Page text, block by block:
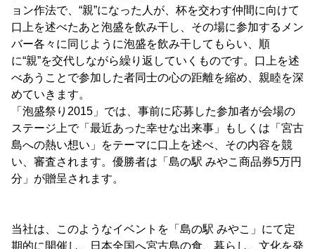
ョン作法で、“親”になった人が、杯を交わす仲間に向けて
口上を述べたあと泡盛を飲み干し、その場に参加するメン
バー各々に同じように泡盛を飲み干してもらい、順
に“親”を交代しながら繰り返していくものです。口上を述
べあうことで参加した者同士の心の距離を縮め、親睦を深
めていきます。
「泡盛祭り2015」では、事前に応募した参加者が会場の
ステージ上で「最近あった幸せな出来事」もしくは「宮古
島への熱い想い」をテーマに口上を述べ、その内容を競
い、審査されます。優勝者は「島の駅 みやこ商品券5万円
分」が贈呈されます。
当社は、このようなイベントを「島の駅 みやこ」にて定
期的に開催し、日本全国へ宮古島の食、暮らし、文化を発